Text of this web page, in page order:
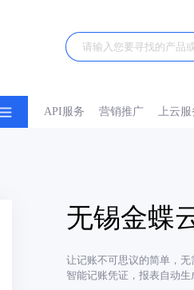
API服务 营销推广 上云服
无锡金蝶
让记账不可思议的简单，
智能记账凭证，报表自动